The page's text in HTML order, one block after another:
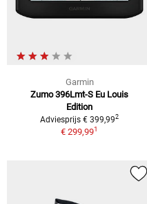
Garmin
Zumo 396Lmt-S Eu Louis
Edition
Adviesprijs € 399,992
€ 299,991